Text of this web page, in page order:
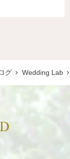
グ Wedding Lab